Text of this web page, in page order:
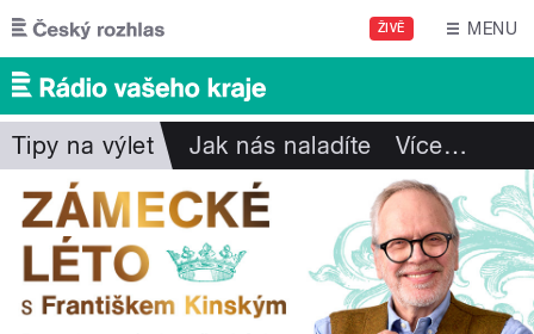
Přejít k hlavnímu obsahu
ŽIVĚ MENU
Tipy na výlet Jak nás naladíte Více…